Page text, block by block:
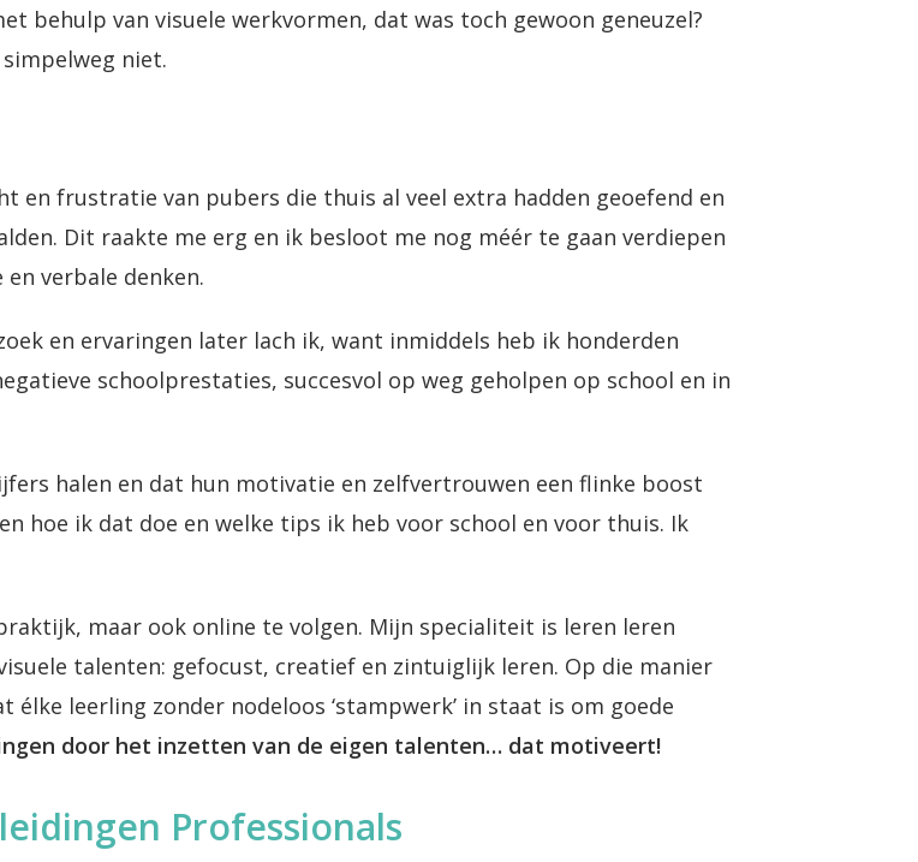
behulp van visuele werkvormen, dat was toch gewoon geneuzel?
niet.
en frustratie van pubers die thuis al veel extra hadden geoefend en
Dit raakte me erg en ik besloot me nog méér te gaan verdiepen
verbale denken.
en ervaringen later lach ik, want inmiddels heb ik honderden
schoolprestaties, succesvol op weg geholpen op school en in
halen en dat hun motivatie en zelfvertrouwen een flinke boost
hoe ik dat doe en welke tips ik heb voor school en voor thuis. Ik
maar ook online te volgen. Mijn specialiteit is leren leren
talenten: gefocust, creatief en zintuiglijk leren. Op die manier
leerling zonder nodeloos ‘stampwerk’ in staat is om goede
door het inzetten van de eigen talenten… dat motiveert!
Professionals